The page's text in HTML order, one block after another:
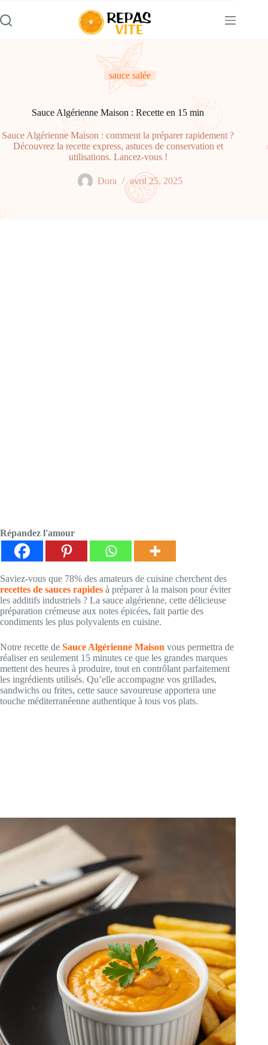
au
contenu
sauce salée
Sauce Algérienne Maison : Recette en 15 min
Sauce Algérienne Maison : comment la préparer rapidement ?
Découvrez la recette express, astuces de conservation et
utilisations. Lancez-vous !
Dora avril 25, 2025
Répandez l'amour
Saviez-vous que 78% des amateurs de cuisine cherchent des
recettes de sauces rapides à préparer à la maison pour éviter
les additifs industriels ? La sauce algérienne, cette délicieuse
préparation crémeuse aux notes épicées, fait partie des
condiments les plus polyvalents en cuisine.
Notre recette de Sauce Algérienne Maison vous permettra de
réaliser en seulement 15 minutes ce que les grandes marques
mettent des heures à produire, tout en contrôlant parfaitement
les ingrédients utilisés. Qu’elle accompagne vos grillades,
sandwichs ou frites, cette sauce savoureuse apportera une
touche méditerranéenne authentique à tous vos plats.